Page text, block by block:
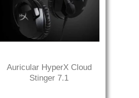
Auricular HyperX Cloud
Stinger 7.1